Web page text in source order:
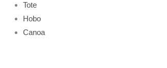
Tote
Hobo
Canoa